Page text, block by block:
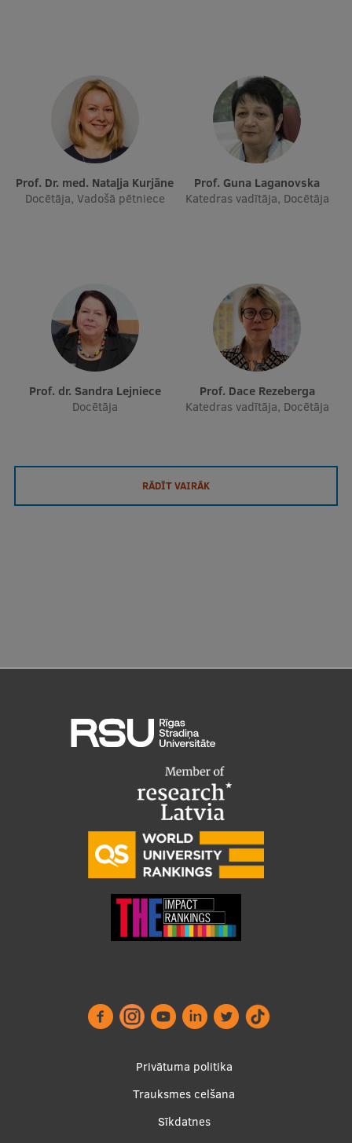
Prof. Dr. med. Nataļja Kurjāne
Docētāja, Vadošā pētniece
Prof. Guna Laganovska
Katedras vadītāja, Docētāja
Prof. dr. Sandra Lejniece
Docētāja
Prof. Dace Rezeberga
Katedras vadītāja, Docētāja
RĀDĪT VAIRĀK
Privātuma politika
Trauksmes celšana
Sīkdatnes